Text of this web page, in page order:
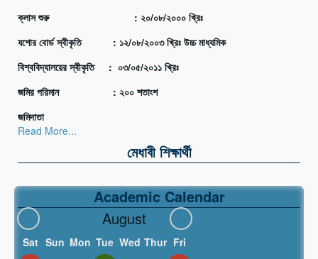
ক্লাস শুরু : ২০/০৮/২০০০ খ্রিঃ
যশোর বোর্ড স্বীকৃতি : ১২/০৮/২০০৩ খ্রিঃ উচ্চ মাধ্যমিক
বিশ্ববিদ্যালয়ের স্বীকৃতি : ০৩/০৫/২০১১ খ্রিঃ
জমির পরিমান : ২০০ শতাংশ
জমিদাতা
Read More...
মেধাবী শিক্ষার্থী
Academic Calendar
August
Sat Sun Mon Tue Wed Thur Fri